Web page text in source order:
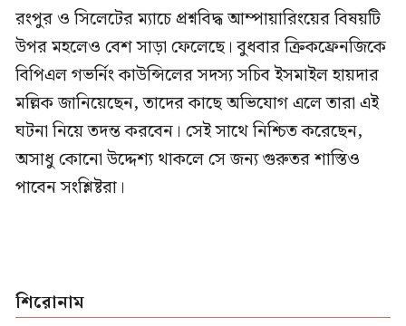
রংপুর ও সিলেটের ম্যাচে প্রশ্নবিদ্ধ আম্পায়ারিংয়ের বিষয়টি
উপর মহলেও বেশ সাড়া ফেলেছে। বুধবার ক্রিকফ্রেনজিকে
বিপিএল গভর্নিং কাউন্সিলের সদস্য সচিব ইসমাইল হায়দার
মল্লিক জানিয়েছেন, তাদের কাছে অভিযোগ এলে তারা এই
ঘটনা নিয়ে তদন্ত করবেন। সেই সাথে নিশ্চিত করেছেন,
অসাধু কোনো উদ্দেশ্য থাকলে সে জন্য গুরুতর শাস্তিও
পাবেন সংশ্লিষ্টরা।
শিরোনাম